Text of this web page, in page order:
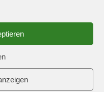
GeneratePress